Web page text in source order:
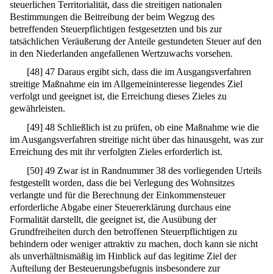
steuerlichen Territorialität, dass die streitigen nationalen
Bestimmungen die Beitreibung der beim Wegzug des
betreffenden Steuerpflichtigen festgesetzten und bis zur
tatsächlichen Veräußerung der Anteile gestundeten Steuer auf den
in den Niederlanden angefallenen Wertzuwachs vorsehen.
[48] 47 Daraus ergibt sich, dass die im Ausgangsverfahren
streitige Maßnahme ein im Allgemeininteresse liegendes Ziel
verfolgt und geeignet ist, die Erreichung dieses Zieles zu
gewährleisten.
[49] 48 Schließlich ist zu prüfen, ob eine Maßnahme wie die
im Ausgangsverfahren streitige nicht über das hinausgeht, was zur
Erreichung des mit ihr verfolgten Zieles erforderlich ist.
[50] 49 Zwar ist in Randnummer 38 des vorliegenden Urteils
festgestellt worden, dass die bei Verlegung des Wohnsitzes
verlangte und für die Berechnung der Einkommensteuer
erforderliche Abgabe einer Steuererklärung durchaus eine
Formalität darstellt, die geeignet ist, die Ausübung der
Grundfreiheiten durch den betroffenen Steuerpflichtigen zu
behindern oder weniger attraktiv zu machen, doch kann sie nicht
als unverhältnismäßig im Hinblick auf das legitime Ziel der
Aufteilung der Besteuerungsbefugnis insbesondere zur